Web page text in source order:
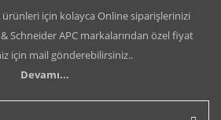
için kolayca Online siparişlerinizi
Schneider APC markalarından özel fiyat
için mail gönderebilirsiniz..
Devamı...